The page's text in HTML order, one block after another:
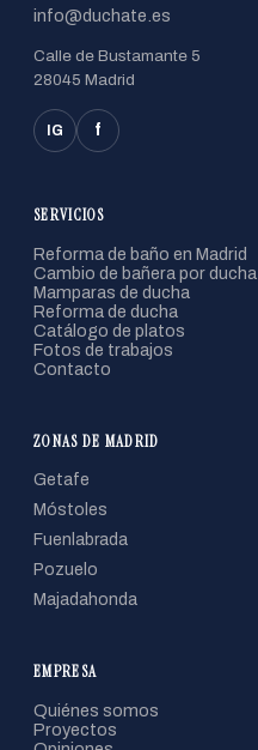
info@duchate.es
Calle de Bustamante 5
28045 Madrid
IG f
SERVICIOS
Reforma de baño en Madrid
Cambio de bañera por ducha
Mamparas de ducha
Reforma de ducha
Catálogo de platos
Fotos de trabajos
Contacto
ZONAS DE MADRID
Getafe
Móstoles
Fuenlabrada
Pozuelo
Majadahonda
EMPRESA
Quiénes somos
Proyectos